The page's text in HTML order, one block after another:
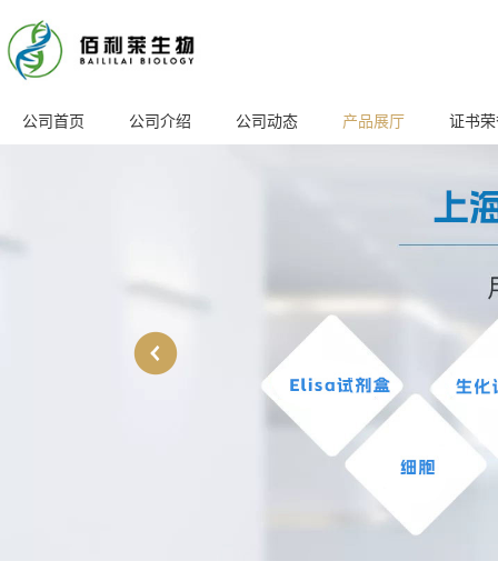
公司首页 公司介绍 公司动态 产品展厅 证书